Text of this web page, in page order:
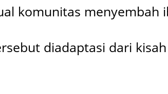
komunitas menyembah
diadaptasi dari